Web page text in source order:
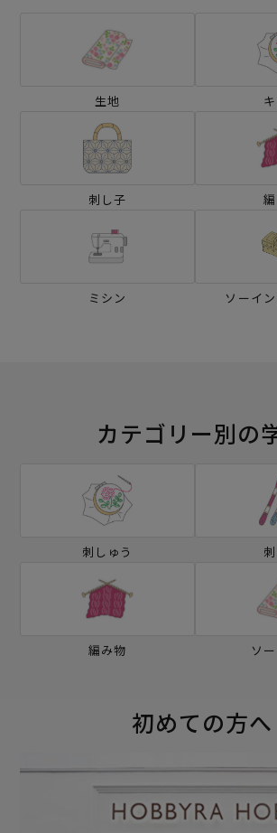
生地
刺し子
ミシン ソーイ
カテゴリー別の
刺しゅう
編み物 ソ
初めての方へ